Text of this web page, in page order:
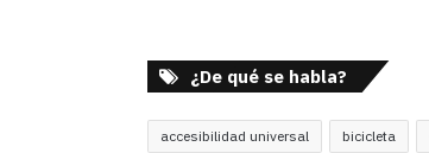
¿De qué se habla?
accesibilidad universal bicicleta